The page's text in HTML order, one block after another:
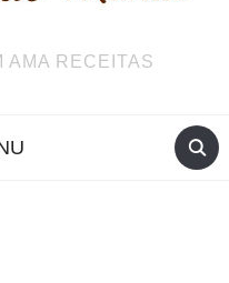
AMA RECEITAS